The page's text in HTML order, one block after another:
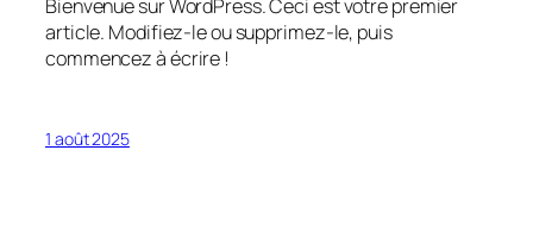
Bienvenue sur WordPress. Ceci est votre premier
article. Modifiez-le ou supprimez-le, puis
commencez à écrire !
1 août 2025